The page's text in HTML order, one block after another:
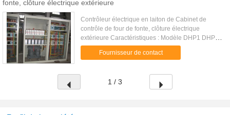
fonte, clôture électrique extérieure
Contrôleur électrique en laiton de Cabinet de
contrôle de four de fonte, clôture électrique
extérieure Caractéristiques : Modèle DHP1 DHP2
DHP3 DHP5 DHP10 Capacité 1T 2T 3T 5T 10T
Examinez la charge 1.25T 2.5T ...
Fournisseur de contact
1 / 3